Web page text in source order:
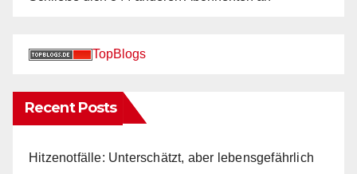
TopBlogs
Recent Posts
Hitzenotfälle: Unterschätzt, aber lebensgefährlich